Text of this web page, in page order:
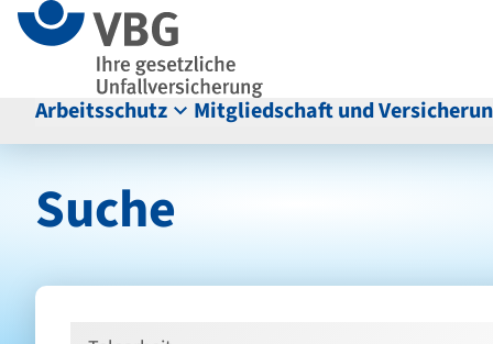
Seitenanfang
zum
Inhalt
zur
Navigation
Fußbereich
Arbeitsschutz Mitgliedschaft und
Suche